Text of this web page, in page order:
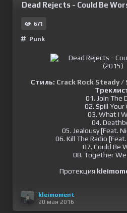
Dead Rejects - Could Be
671
Punk
Стиль: Crack Rock Steady /
01. Join The
02. Spill Your
03. What I
04.
05. Jealousy [Feat.
06. Kill The Radio
07. Could Be
08. Together
Протекция
kleimoment
20 мая 2016